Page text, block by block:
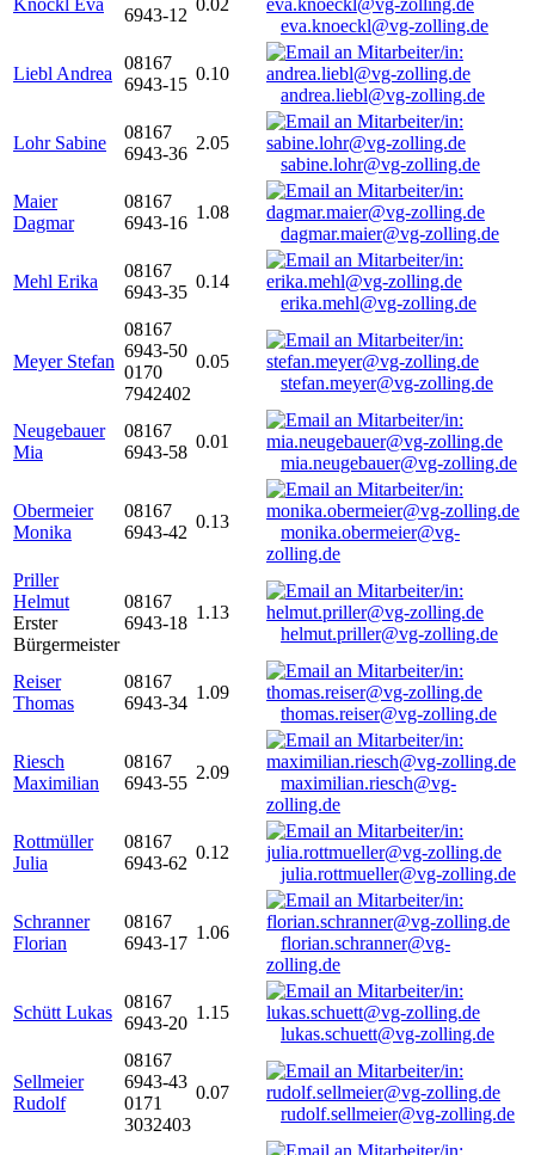
Knöckl Eva
6943-12
0.02
eva.knoeckl@vg-zolling.de
Liebl Andrea
08167
6943-15
0.10
andrea.liebl@vg-zolling.de
Lohr Sabine
08167
6943-36
2.05
sabine.lohr@vg-zolling.de
Maier
Dagmar
08167
6943-16
1.08
dagmar.maier@vg-zolling.de
Mehl Erika
08167
6943-35
0.14
erika.mehl@vg-zolling.de
Meyer Stefan
08167
6943-50
0170
7942402
0.05
stefan.meyer@vg-zolling.de
Neugebauer
Mia
08167
6943-58
0.01
mia.neugebauer@vg-zolling.de
Obermeier
Monika
08167
6943-42
0.13
monika.obermeier@vg-
zolling.de
Priller
Helmut
Erster
Bürgermeister
08167
6943-18
1.13
helmut.priller@vg-zolling.de
Reiser
Thomas
08167
6943-34
1.09
thomas.reiser@vg-zolling.de
Riesch
Maximilian
08167
6943-55
2.09
maximilian.riesch@vg-
zolling.de
Rottmüller
Julia
08167
6943-62
0.12
julia.rottmueller@vg-zolling.de
Schranner
Florian
08167
6943-17
1.06
florian.schranner@vg-
zolling.de
Schütt Lukas
08167
6943-20
1.15
lukas.schuett@vg-zolling.de
Sellmeier
Rudolf
08167
6943-43
0171
3032403
0.07
rudolf.sellmeier@vg-zolling.de